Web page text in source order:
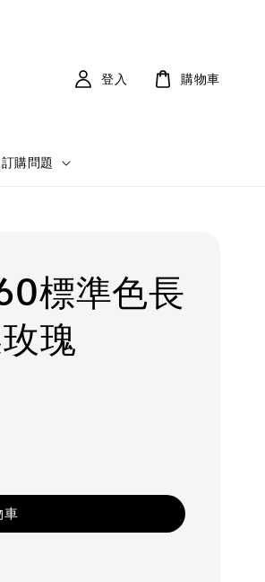
購問題
登入 購物車
標準色長
瑰
車